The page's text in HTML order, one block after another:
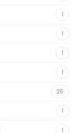
1
1
1
1
25
1
1